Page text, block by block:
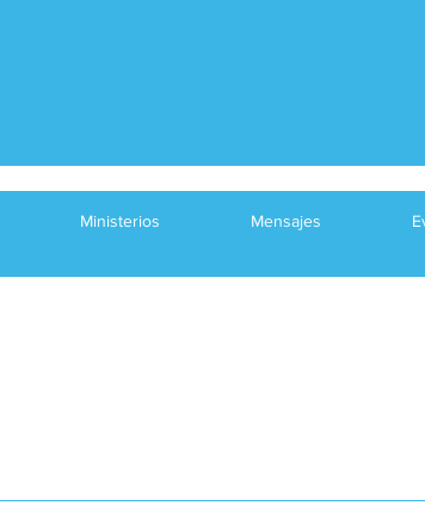
Ministerios Mensajes